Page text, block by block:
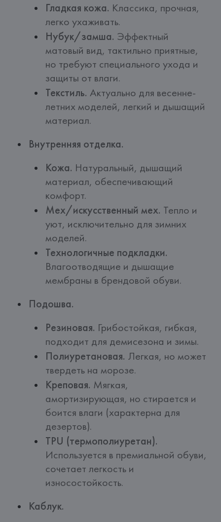
Гладкая кожа. Классика, прочная,
легко ухаживать.
Нубук/замша. Эффектный
матовый вид, тактильно приятные,
но требуют специального ухода и
защиты от влаги.
Текстиль. Актуально для весенне-
летних моделей, легкий и дышащий
материал.
Внутренняя отделка.
Кожа. Натуральный, дышащий
материал, обеспечивающий
комфорт.
Мех/искусственный мех. Тепло и
уют, исключительно для зимних
моделей.
Технологичные подкладки.
Влагоотводящие и дышащие
мембраны в брендовой обуви.
Подошва.
Резиновая. Грибостойкая, гибкая,
подходит для демисезона и зимы.
Полиуретановая. Легкая, но может
твердеть на морозе.
Креповая. Мягкая,
амортизирующая, но стирается и
боится влаги (характерна для
дезертов).
TPU (термополиуретан).
Используется в премиальной обуви,
сочетает легкость и
износостойкость.
Каблук.